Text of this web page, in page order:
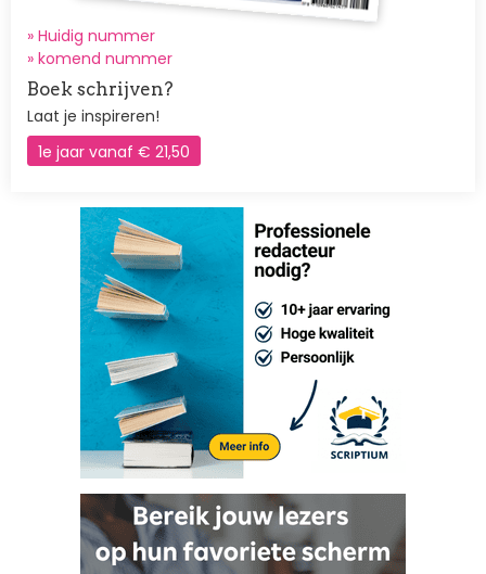
» Huidig nummer
» komend nummer
Boek schrijven?
Laat je inspireren!
1e jaar vanaf € 21,50